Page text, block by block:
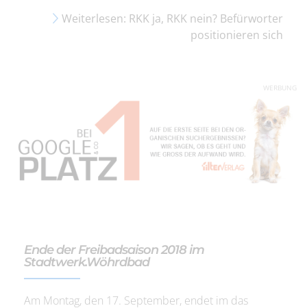
Weiterlesen: RKK ja, RKK nein? Befürworter
positionieren sich
WERBUNG
Ende der Freibadsaison 2018 im
Stadtwerk.Wöhrdbad
Am Montag, den 17. September, endet im das